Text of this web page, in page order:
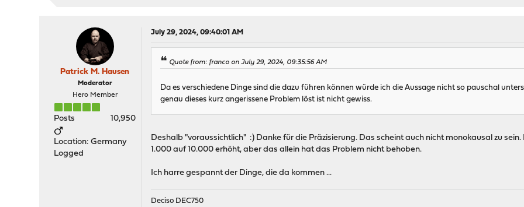
Patrick M. Hausen
Moderator
Hero Member
Posts 10,950
Location: Germany
Logged
July 29, 2024, 09:40:01 AM
Quote from: franco on July 29, 2024, 09:35:56 AM
Da es verschiedene Dinge sind die dazu führen können würde ich die Aussage nicht so pauschal
genau dieses kurz angerissene Problem löst ist nicht gewiss.
Deshalb "voraussichtlich" :) Danke für die Präzisierung. Das scheint auch nicht monokausal zu
1.000 auf 10.000 erhöht, aber das allein hat das Problem nicht behoben.
Ich harre gespannt der Dinge, die da kommen ...
Deciso DEC750